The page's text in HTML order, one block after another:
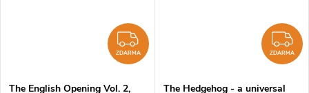
ZDARMA
ZDARMA
The English Opening Vol. 2,
ZDARMA
The Hedgehog - a universal